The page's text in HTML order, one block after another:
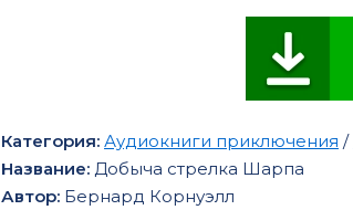
Категория: Аудиокниги приключения /
Название: Добыча стрелка Шарпа
Автор: Бернард Корнуэлл